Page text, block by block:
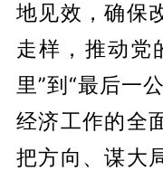
地见效，确保
走样，推动党
里”到“最后一
经济工作的全
把方向、谋大